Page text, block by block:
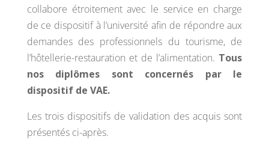
collabore étroitement avec le service en charge
de ce dispositif à l’université afin de répondre aux
demandes des professionnels du tourisme, de
l’hôtellerie-restauration et de l’alimentation. Tous
nos diplômes sont concernés par le
dispositif de VAE.
Les trois dispositifs de validation des acquis sont
présentés ci-après.